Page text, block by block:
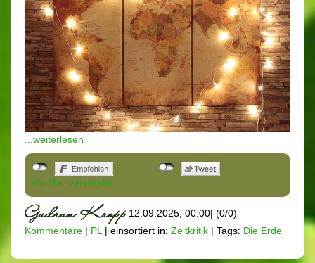
...weiterlesen
Als Mail versenden
12.09.2025, 00.00| (0/0)
Kommentare | PL| einsortiert in: Zeitkritik | Tags: Die Erde